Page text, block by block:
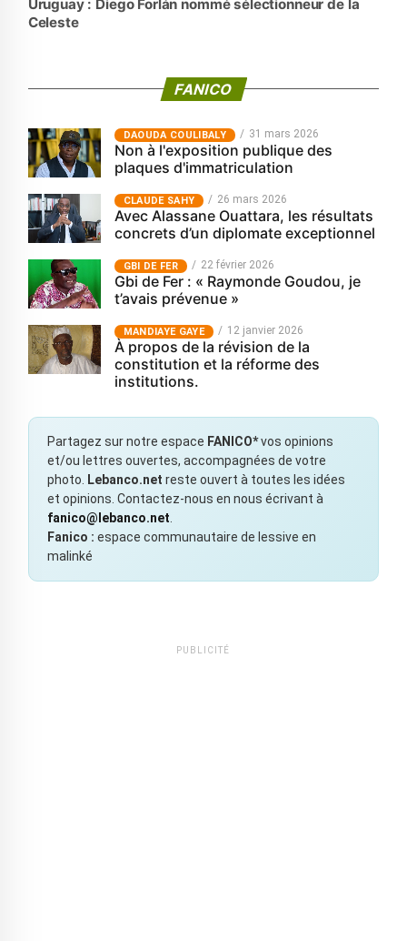
Uruguay : Diego Forlán nommé sélectionneur de la
Celeste
FANICO
‎DAOUDA COULIBALY 31 mars 2026
Non à l'exposition publique des
plaques d'immatriculation
CLAUDE SAHY 26 mars 2026
Avec Alassane Ouattara, les résultats
concrets d’un diplomate exceptionnel
GBI DE FER 22 février 2026
Gbi de Fer : « Raymonde Goudou, je
t’avais prévenue »
MANDIAYE GAYE 12 janvier 2026
À propos de la révision de la
constitution et la réforme des
institutions.
Partagez sur notre espace FANICO*vos opinions
et/ou lettres ouvertes, accompagnées de votre
photo.
Lebanco.net reste ouvert à toutes les idées
et opinions. Contactez-nous en nous écrivant à
fanico@lebanco.net
Fanico : espace communautaire de lessive en
malinké
PUBLICITÉ